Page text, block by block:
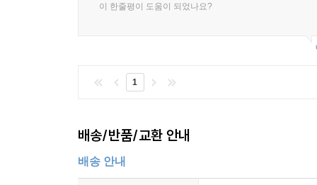
표면 그림자와 투영 그림자
색의 합성
조명의 기능
외적 환경을 표현하는 기능
내적 환경을 표현하는 기능
이 한줄평이 도움이 되었나요?
1
배송/반품/교환 안내
배송 안내